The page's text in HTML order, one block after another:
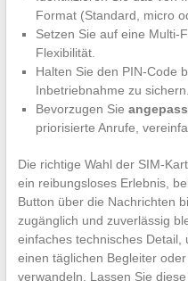
Format (Standard, micro
Setzen Sie auf eine Multi-
Flexibilität.
Halten Sie den PIN-Code
Inbetriebnahme zu sichern.
Bevorzugen Sie
priorisierte Anrufe,
Die richtige Wahl der SIM-
ein reibungsloses Erlebnis,
Button über die Nachrichten
zugänglich und zuverlässig
einfaches technisches Detail,
einen täglichen Begleiter
verwandeln. Lassen Sie